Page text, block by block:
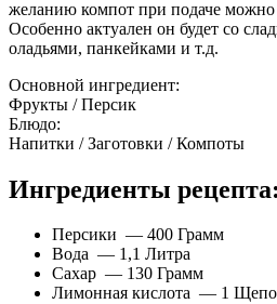
желанию компот при подаче можно
Особенно актуален он будет со
оладьями, панкейками и т.д.
Основной ингредиент:
Фрукты / Персик
Блюдо:
Напитки / Заготовки / Компоты
Ингредиенты рецепта:
Персики — 400 Грамм
Вода — 1,1 Литра
Сахар — 130 Грамм
Лимонная кислота — 1